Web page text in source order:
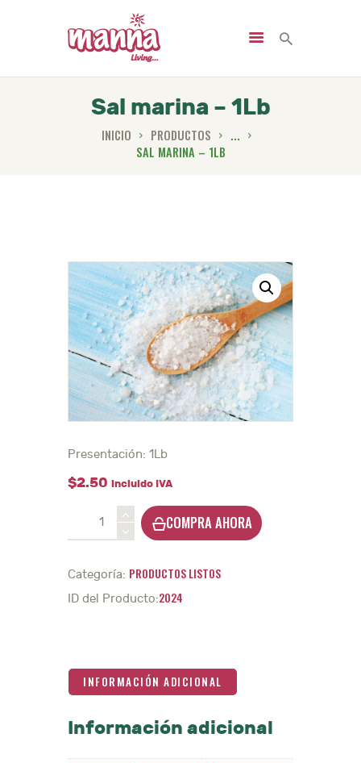
Sal marina – 1Lb
INICIO PRODUCTOS
...
SAL MARINA – 1LB
INICIO
NOSOTROS
NOTICIAS
CONTACTO
Presentación: 1Lb
$2.50 incluido IVA
cantidad
COMPRA AHORA
Categoría: PRODUCTOS LISTOS
ID del Producto:2024
INFORMACIÓN ADICIONAL
Información adicional